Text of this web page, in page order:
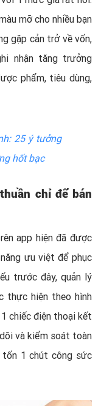
mỡ cho nhiều bạn
gặp cản trở về vốn,
nhận tăng trưởng
phẩm, tiêu dùng,
25 ý tưởng
hốt bạc
chỉ để bán
app hiện đã được
ưu việt để phục
trước đây, quản lý
thực hiện theo hình
chiếc điện thoại kết
và kiểm soát toàn
1 chút công sức